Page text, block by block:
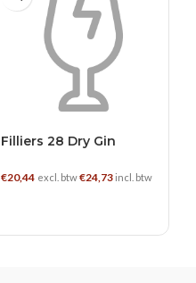
Filliers 28 Dry Gin
€20,44 excl. btw€24,73 incl. btw